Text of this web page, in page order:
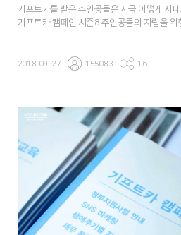
기프트카를 받은 주인공들은 지금 어떻게 지
기프트카 캠페인 시즌8 주인공들의 자립을
2018-09-27 155083 16